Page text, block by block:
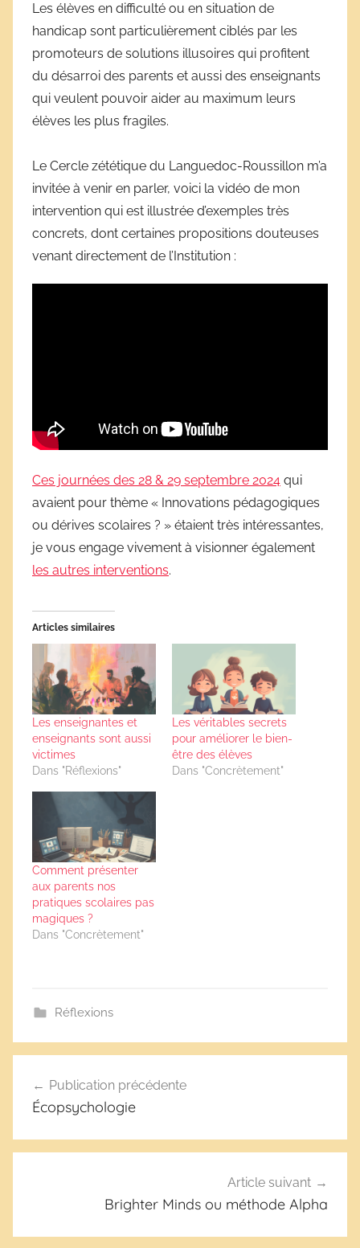
r
D
é
r
i
s
c
i
Les élèves en difficulté ou en situation de
handicap sont particulièrement ciblés par les
promoteurs de solutions illusoires qui profitent
du désarroi des parents et aussi des enseignants
qui veulent pouvoir aider au maximum leurs
élèves les plus fragiles.
Le Cercle zététique du Languedoc-Roussillon m’a
invitée à venir en parler, voici la vidéo de mon
intervention qui est illustrée d’exemples très
concrets, dont certaines propositions douteuses
venant directement de l’Institution :
Ces journées des 28 & 29 septembre 2024 qui
avaient pour thème « Innovations pédagogiques
ou dérives scolaires ? » étaient très intéressantes,
je vous engage vivement à visionner également
les autres interventions.
Articles similaires
Les enseignantes et
enseignants sont aussi
victimes
Dans "Réflexions"
Les véritables secrets
pour améliorer le bien-
être des élèves
Dans "Concrètement"
Comment présenter
aux parents nos
pratiques scolaires pas
magiques ?
Dans "Concrètement"
Réflexions
de
Publication précédente
Écopsychologie
Article suivant
Brighter Minds ou méthode Alpha